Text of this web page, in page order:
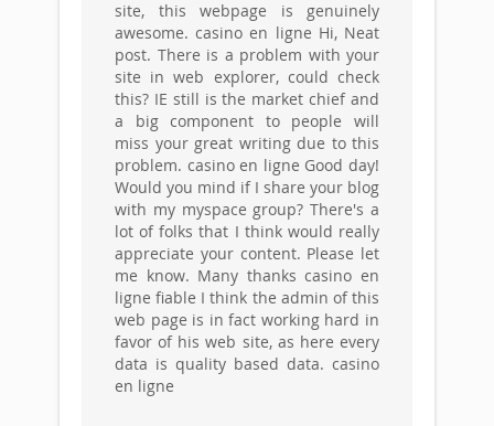
site, this webpage is genuinely
awesome. casino en ligne Hi, Neat
post. There is a problem with your
site in web explorer, could check
this? IE still is the market chief and
a big component to people will
miss your great writing due to this
problem. casino en ligne Good day!
Would you mind if I share your blog
with my myspace group? There's a
lot of folks that I think would really
appreciate your content. Please let
me know. Many thanks casino en
ligne fiable I think the admin of this
web page is in fact working hard in
favor of his web site, as here every
data is quality based data. casino
en ligne